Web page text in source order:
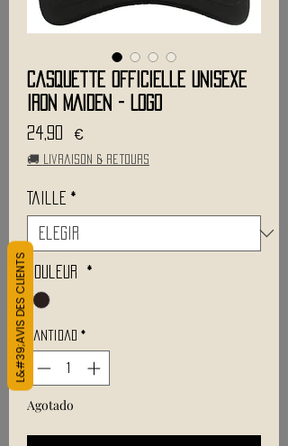
Casquette Officielle Unisexe
IRON MAIDEN - Logo
24,90 €
🚚 Livraison & retours
Taille *
Couleur *
Cantidad *
Agotado
L&#39;AVIS DES CLIENTS